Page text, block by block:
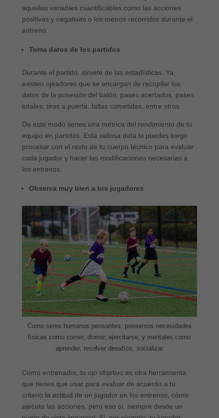
aquellas variables cuantificables como las acciones
positivas y negativas o los metros recorridos durante el
entreno.
Toma datos de los partidos
Durante el partido, sírvete de las estadísticas. Ya
existen ojeadores que se encargan de recopilar los
datos de la posesión del balón, pases acertados, pases
totales, tiros a puerta, faltas cometidas, entre otros.
De este modo tienes una métrica del rendimiento de tu
equipo en partidos. Esta valiosa data la puedes luego
procesar con el resto de tu cuerpo técnico para evaluar
cada jugador y hacer las modificaciones necesarias a
los entrenos.
Observa muy bien a tus jugadores
Como seres humanos pensantes, poseemos necesidades
físicas como comer, dormir, ejercitarse, y mentales como
aprender, resolver desafíos, socializar
Como entrenador, tu ojo objetivo es otra herramienta
que tienes que usar para evaluar de acuerdo a tu
criterio la actitud de un jugador en los entrenos, cómo
ejecuta las acciones, pero eso sí, siempre desde un